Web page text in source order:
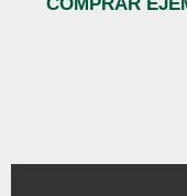
COMPRAR